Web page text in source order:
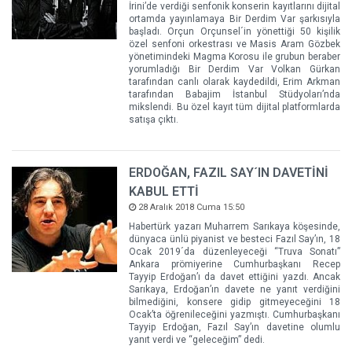
İrini’de verdiği senfonik konserin kayıtlarını dijital
ortamda yayınlamaya Bir Derdim Var şarkısıyla
başladı. Orçun Orçunsel´in yönettiği 50 kişilik
özel senfoni orkestrası ve Masis Aram Gözbek
yönetimindeki Magma Korosu ile grubun beraber
yorumladığı Bir Derdim Var Volkan Gürkan
tarafından canlı olarak kaydedildi, Erim Arkman
tarafından Babajim İstanbul Stüdyoları’nda
mikslendi. Bu özel kayıt tüm dijital platformlarda
satışa çıktı.
ERDOĞAN, FAZIL SAY´IN DAVETİNİ
KABUL ETTİ
28 Aralık 2018 Cuma 15:50
Habertürk yazarı Muharrem Sarıkaya köşesinde,
dünyaca ünlü piyanist ve besteci Fazıl Say’ın, 18
Ocak 2019´da düzenleyeceği “Truva Sonatı”
Ankara prömiyerine Cumhurbaşkanı Recep
Tayyip Erdoğan’ı da davet ettiğini yazdı. Ancak
Sarıkaya, Erdoğan’ın davete ne yanıt verdiğini
bilmediğini, konsere gidip gitmeyeceğini 18
Ocak’ta öğrenileceğini yazmıştı. Cumhurbaşkanı
Tayyip Erdoğan, Fazıl Say’ın davetine olumlu
yanıt verdi ve “geleceğim” dedi.